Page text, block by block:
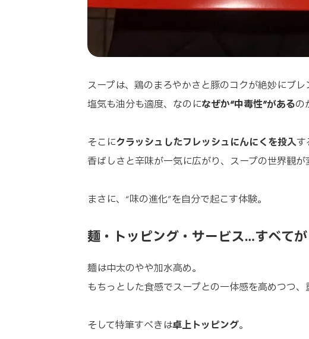
スープは、鶏のまろやかさと豚のコクが絶妙にブレ
塩気も油分も適度、なのになぜか“中毒性”があるの
そこにクラッシュしたフレッシュにんにくを投入
香ばしさと辛味が一気に広がり、スープの世界観が
まさに、“味の進化”を自分で起こす体験。
麺・トッピング・サービス…すべて
麺は中太のやや加水高め。
もちっとした食感でスープとの一体感を高めつつ、
そして特筆すべきは卓上トッピング。